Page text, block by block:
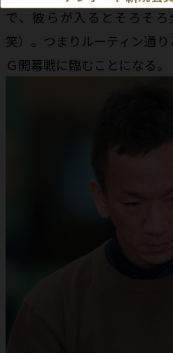
で、彼らが入るとそろそ
笑）。つまりルーティン通
Ｇ開幕戦に臨むことになる。